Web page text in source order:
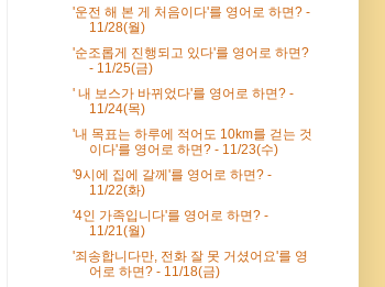
'운전 해 본 게 처음이다'를 영어로 하면? -
11/28(월)
'순조롭게 진행되고 있다'를 영어로 하면?
- 11/25(금)
' 내 보스가 바뀌었다'를 영어로 하면? -
11/24(목)
'내 목표는 하루에 적어도 10km를 걷는 것
이다'를 영어로 하면? - 11/23(수)
'9시에 집에 갈께'를 영어로 하면? -
11/22(화)
'4인 가족입니다'를 영어로 하면? -
11/21(월)
'죄송합니다만, 전화 잘 못 거셨어요'를 영
어로 하면? - 11/18(금)